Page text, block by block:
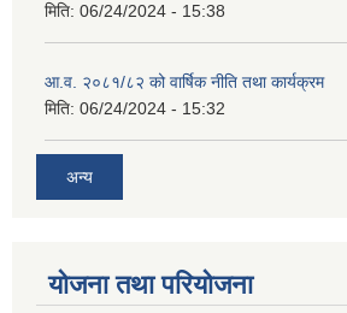
मिति: 06/24/2024 - 15:38
आ.व. २०८१/८२ को वार्षिक नीति तथा कार्यक्रम
मिति: 06/24/2024 - 15:32
अन्य
योजना तथा परियोजना